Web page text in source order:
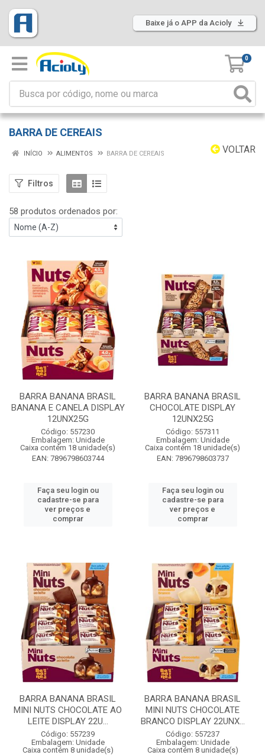
Baixe já o APP da Acioly
0
BARRA DE CEREAIS
VOLTAR
INÍCIO ALIMENTOS BARRA DE CEREAIS
Filtros
58 produtos ordenados por:
BARRA BANANA BRASIL
BANANA E CANELA DISPLAY
12UNX25G
Código: 557230
Embalagem: Unidade
Caixa contém 18 unidade(s)
EAN: 7896798603744
Faça seu login ou
cadastre-se para
ver preços e
comprar
BARRA BANANA BRASIL
CHOCOLATE DISPLAY
12UNX25G
Código: 557311
Embalagem: Unidade
Caixa contém 18 unidade(s)
EAN: 7896798603737
Faça seu login ou
cadastre-se para
ver preços e
comprar
BARRA BANANA BRASIL
MINI NUTS CHOCOLATE AO
LEITE DISPLAY 22U...
Código: 557239
Embalagem: Unidade
Caixa contém 8 unidade(s)
BARRA BANANA BRASIL
MINI NUTS CHOCOLATE
BRANCO DISPLAY 22UNX...
Código: 557237
Embalagem: Unidade
Caixa contém 8 unidade(s)